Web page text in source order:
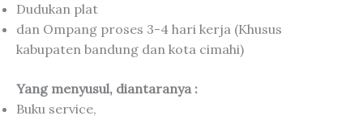
Dudukan plat
dan Ompang proses 3-4 hari kerja (Khusus
kabupaten bandung dan kota cimahi)
Yang menyusul, diantaranya :
Buku service,